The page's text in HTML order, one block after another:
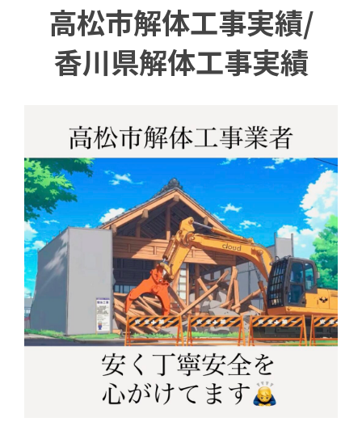
高松市解体工事実績/
香川県解体工事実績